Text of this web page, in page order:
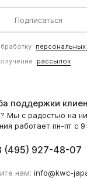
Подписаться
рассылок
поддержки
Мы с радостью на
работает пн-пт с
(495) 927-48-07
нам: info@kwc-